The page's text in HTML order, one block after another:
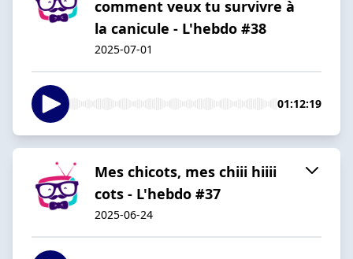
comment veux tu survivre à
la canicule - L'hebdo #38
2025-07-01
01:12:19
Mes chicots, mes chiii hiiii
cots - L'hebdo #37
2025-06-24